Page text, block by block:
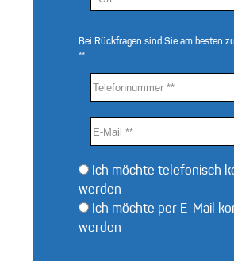
Bei Rückfragen sind Sie am besten
**
Ich möchte telefonisch
werden
Ich möchte per E-Mail
werden